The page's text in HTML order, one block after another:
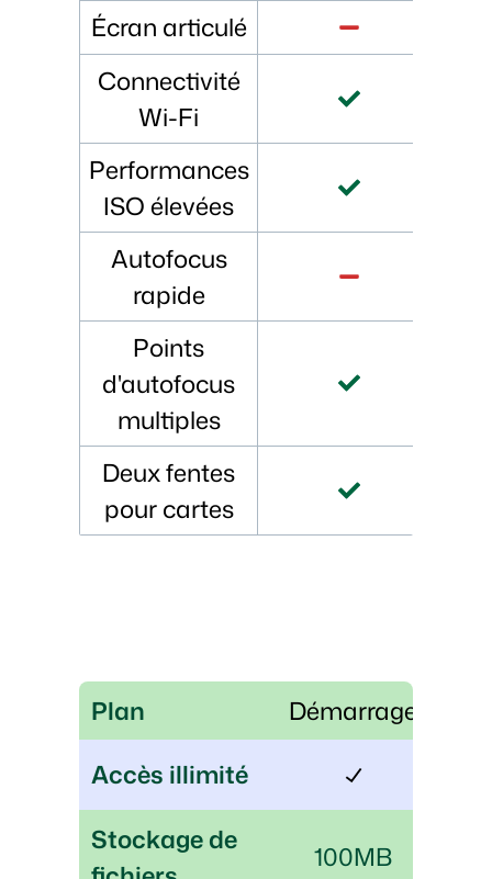
Écran articulé
Connectivité
Wi-Fi
Performances
ISO élevées
Autofocus
rapide
Points
d'autofocus
multiples
Deux fentes
pour cartes
Plan
Démarrage
Accès illimité
Stockage de
100MB